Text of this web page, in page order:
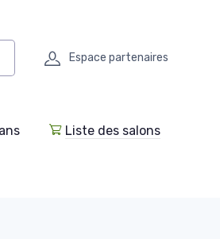
Espace partenaires
Liste des salons